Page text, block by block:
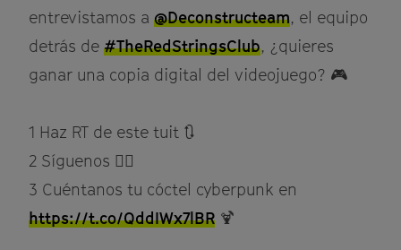
entrevistamos a @Deconstructeam, el equipo
detrás de #TheRedStringsClub, ¿quieres
ganar una copia digital del videojuego? 🎮
1️ Haz RT de este tuit 🔃
2️ Síguenos 🏃‍♀️
3️ Cuéntanos tu cóctel cyberpunk en
https://t.co/QddIWx7lBR 🍹